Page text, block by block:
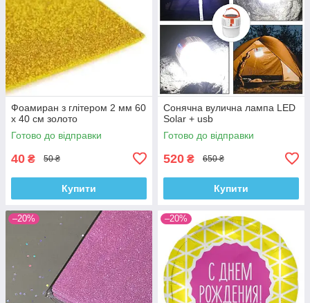
Фоамиран з глітером 2 мм 60
х 40 см золото
Готово до відправки
40 ₴ 50 ₴
Купити
Сонячна вулична лампа LED
Solar + usb
Готово до відправки
520 ₴ 650 ₴
Купити
–20% –20%